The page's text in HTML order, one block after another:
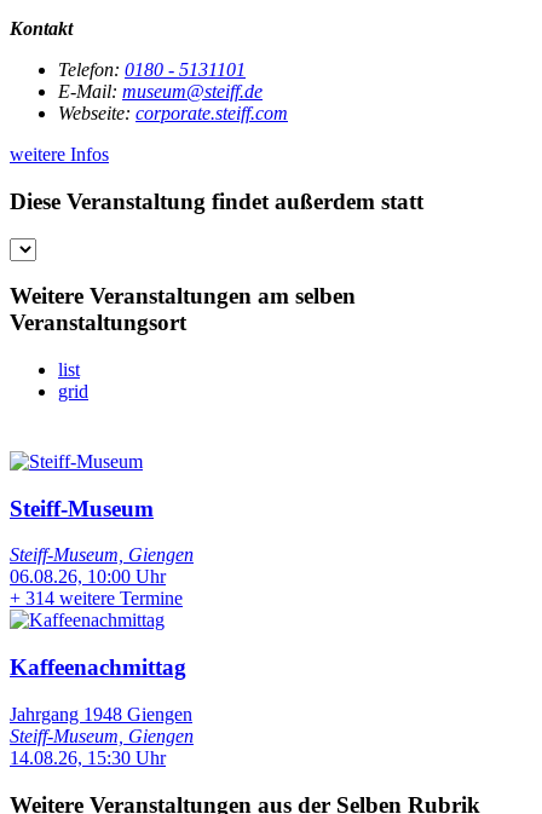
Kontakt
Telefon: 0180 - 5131101
E-Mail: museum@steiff.de
Webseite: corporate.steiff.com
weitere Infos
Diese Veranstaltung findet außerdem statt
Weitere Veranstaltungen am selben
Veranstaltungsort
list
grid
Steiff-Museum
Steiff-Museum, Giengen
06.08.26, 10:00 Uhr
+ 314 weitere Termine
Kaffeenachmittag
Jahrgang 1948 Giengen
Steiff-Museum, Giengen
14.08.26, 15:30 Uhr
Weitere Veranstaltungen aus der Selben Rubrik